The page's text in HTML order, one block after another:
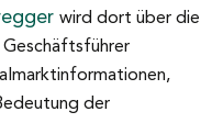
wird dort über die
der